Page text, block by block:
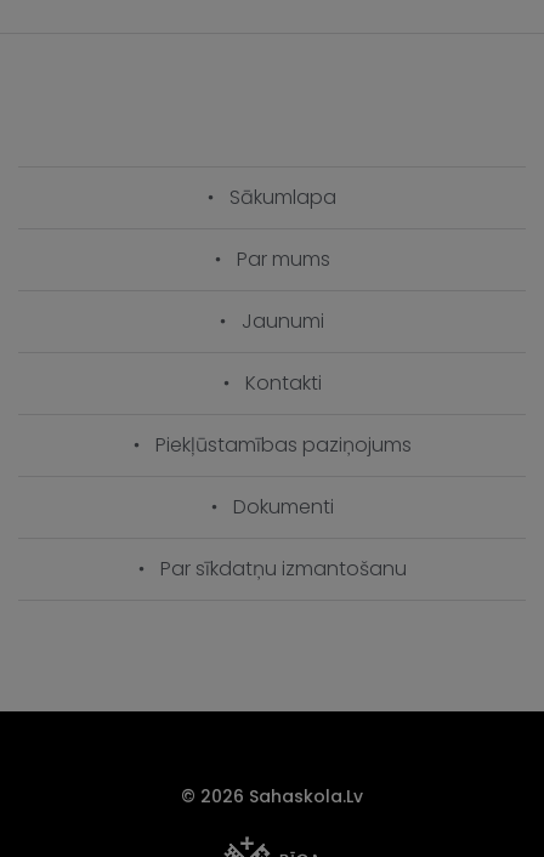
Sākumlapa
Par mums
Jaunumi
Kontakti
Piekļūstamības paziņojums
Dokumenti
Par sīkdatņu izmantošanu
© 2026 Sahaskola.lv